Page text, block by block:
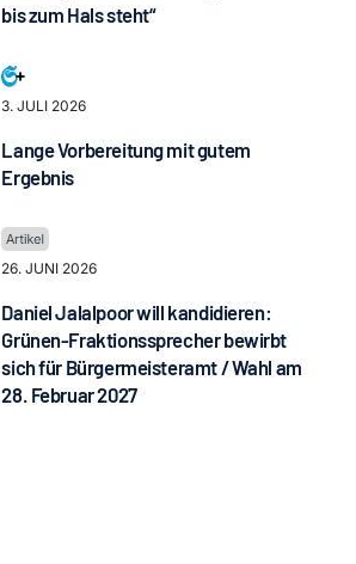
bis zum Hals steht“
3. JULI 2026
Lange Vorbereitung mit gutem
Ergebnis
26. JUNI 2026
Daniel Jalalpoor will kandidieren:
Grünen-Fraktionssprecher bewirbt
sich für Bürgermeisteramt / Wahl am
28. Februar 2027